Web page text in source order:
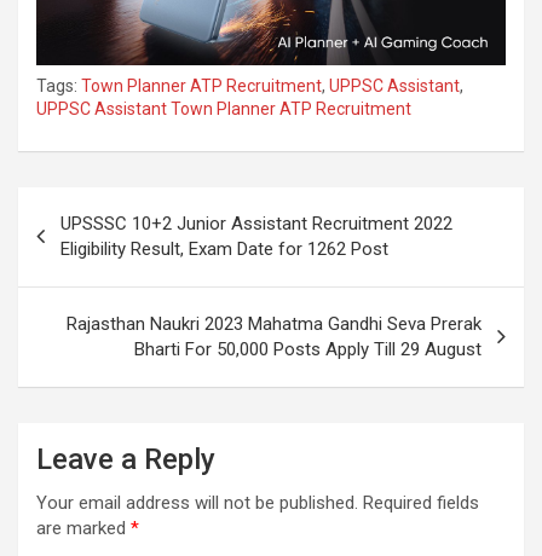
Tags: Town Planner ATP Recruitment, UPPSC Assistant,
UPPSC Assistant Town Planner ATP Recruitment
UPSSSC 10+2 Junior Assistant Recruitment 2022
Eligibility Result, Exam Date for 1262 Post
Rajasthan Naukri 2023 Mahatma Gandhi Seva Prerak
Bharti For 50,000 Posts Apply Till 29 August
Leave a Reply
Your email address will not be published. Required fields
are marked *